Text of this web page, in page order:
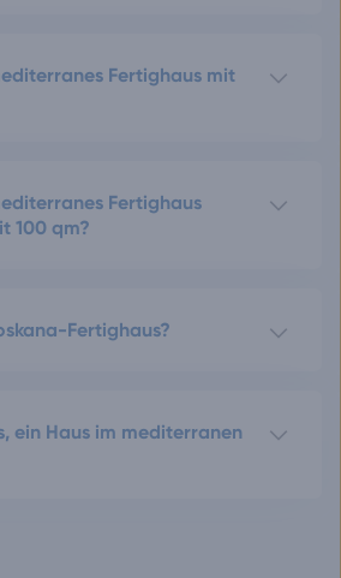
Fertighaus mit
Fertighaus
100 qm?
Fertighaus?
ein Haus im mediterranen